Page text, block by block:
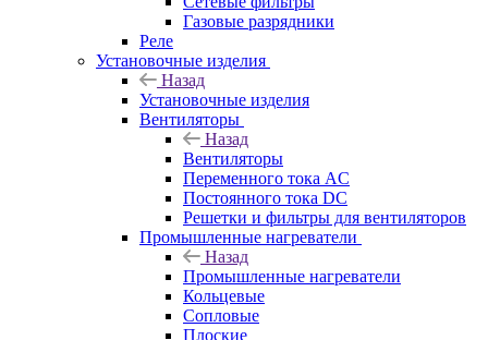
Газовые разрядники
Реле
Установочные изделия
Назад
Установочные изделия
Вентиляторы
Назад
Вентиляторы
Переменного тока AC
Постоянного тока DC
Решетки и фильтры для вентиляторов
Промышленные нагреватели
Назад
Промышленные нагреватели
Кольцевые
Сопловые
Плоские